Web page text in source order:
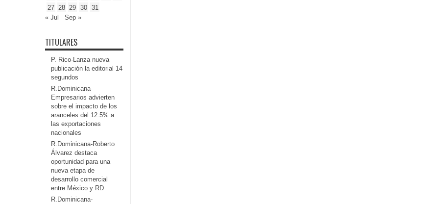
27 28 29 30
31
« Jul
Sep »
TITULARES
P. Rico-Lanza nueva
publicación la editorial 14
segundos
R.Dominicana-
Empresarios advierten
sobre el impacto de los
aranceles del 12.5% a
las exportaciones
nacionales
R.Dominicana-Roberto
Álvarez destaca
oportunidad para una
nueva etapa de
desarrollo comercial
entre México y RD
R.Dominicana-